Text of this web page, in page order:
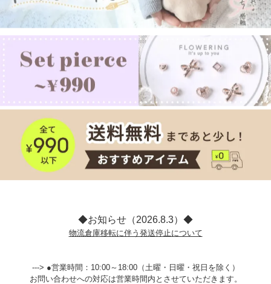
◆お知らせ（2026.8.3）◆
物流倉庫移転に伴う発送停止について
---> ●営業時間：10:00～18:00（土曜・日曜・祝日を除く）
お問い合わせへの対応は営業時間内とさせていただきます。